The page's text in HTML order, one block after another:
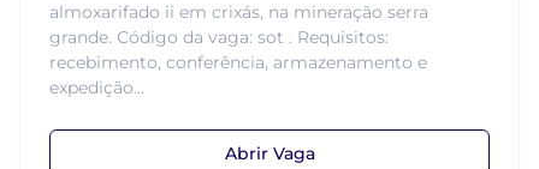
almoxarifado ii em crixás, na mineração serra
grande. Código da vaga: sot . Requisitos:
recebimento, conferência, armazenamento e
expedição...
Abrir Vaga